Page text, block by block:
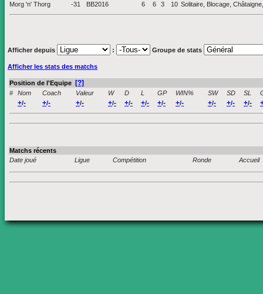
Morg 'n' Thorg
-31 BB2016 6 6 3 10 Solitaire, Blocage,
Afficher depuis : Groupe de stats
Afficher les stats des matchs
Position de l'Equipe [?]
# Nom Coach Valeur W D L GP WIN% SW SD SL
+/- +/- +/- +/- +/- +/- +/- +/- +/- +/- +/-
Matchs récents
Date joué
Ligue Compétition Ronde Accueil